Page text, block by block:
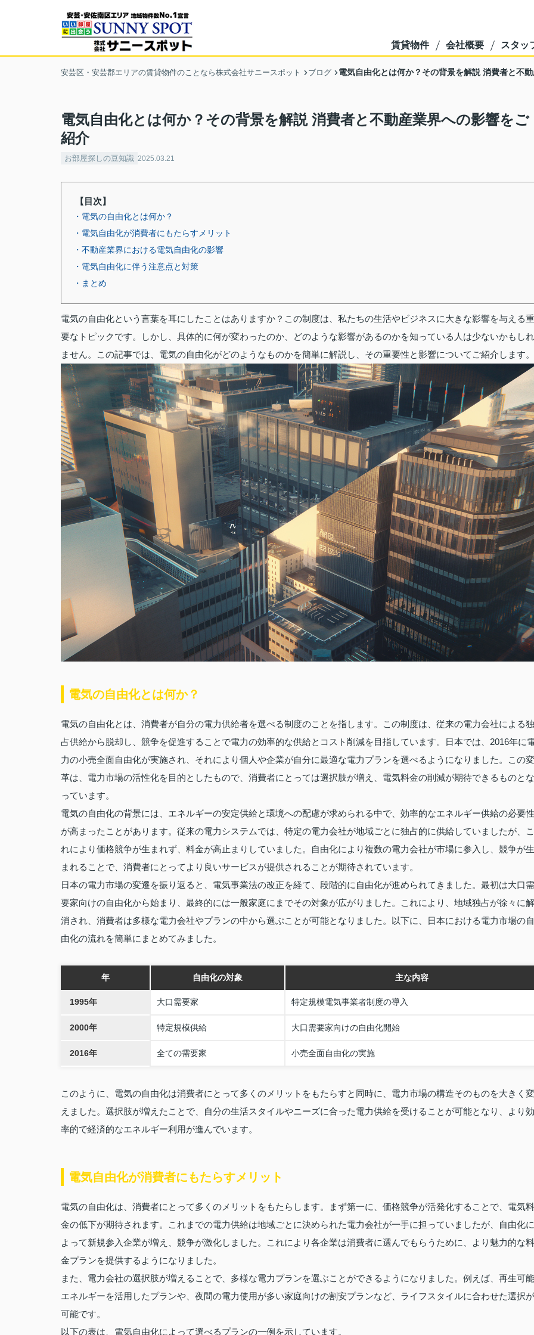
賃貸物件 会社概要 スタッ
安芸区・安芸郡エリアの賃貸物件のことなら株式会社サニースポット ブログ 電気自由化とは何か？その背景を解説 消費者と不
電気自由化とは何か？その背景を解説 消費者と不動産業界への影響をご
紹介
お部屋探しの豆知識 2025.03.21
【目次】
・電気の自由化とは何か？
・電気自由化が消費者にもたらすメリット
・不動産業界における電気自由化の影響
・電気自由化に伴う注意点と対策
・まとめ
電気の自由化という言葉を耳にしたことはありますか？この制度は、私たちの生活やビジネスに大きな影響を与える重
要なトピックです。しかし、具体的に何が変わったのか、どのような影響があるのかを知っている人は少ないかもしれ
ません。この記事では、電気の自由化がどのようなものかを簡単に解説し、その重要性と影響についてご紹介します。
電気の自由化とは何か？
電気の自由化とは、消費者が自分の電力供給者を選べる制度のことを指します。この制度は、従来の電力会社による独
占供給から脱却し、競争を促進することで電力の効率的な供給とコスト削減を目指しています。日本では、2016年に
力の小売全面自由化が実施され、それにより個人や企業が自分に最適な電力プランを選べるようになりました。この変
革は、電力市場の活性化を目的としたもので、消費者にとっては選択肢が増え、電気料金の削減が期待できるものとな
っています。
電気の自由化の背景には、エネルギーの安定供給と環境への配慮が求められる中で、効率的なエネルギー供給の必要性
が高まったことがあります。従来の電力システムでは、特定の電力会社が地域ごとに独占的に供給していましたが、こ
れにより価格競争が生まれず、料金が高止まりしていました。自由化により複数の電力会社が市場に参入し、競争が生
まれることで、消費者にとってより良いサービスが提供されることが期待されています。
日本の電力市場の変遷を振り返ると、電気事業法の改正を経て、段階的に自由化が進められてきました。最初は大口需
要家向けの自由化から始まり、最終的には一般家庭にまでその対象が広がりました。これにより、地域独占が徐々に解
消され、消費者は多様な電力会社やプランの中から選ぶことが可能となりました。以下に、日本における電力市場の自
由化の流れを簡単にまとめてみました。
年 自由化の対象 主な内容
1995年 大口需要家 特定規模電気事業者制度の導入
2000年 特定規模供給 大口需要家向けの自由化開始
2016年 全ての需要家 小売全面自由化の実施
このように、電気の自由化は消費者にとって多くのメリットをもたらすと同時に、電力市場の構造そのものを大きく変
えました。選択肢が増えたことで、自分の生活スタイルやニーズに合った電力供給を受けることが可能となり、より効
率的で経済的なエネルギー利用が進んでいます。
電気自由化が消費者にもたらすメリット
電気の自由化は、消費者にとって多くのメリットをもたらします。まず第一に、価格競争が活発化することで、電気料
金の低下が期待されます。これまでの電力供給は地域ごとに決められた電力会社が一手に担っていましたが、自由化に
よって新規参入企業が増え、競争が激化しました。これにより各企業は消費者に選んでもらうために、より魅力的な料
金プランを提供するようになりました。
また、電力会社の選択肢が増えることで、多様な電力プランを選ぶことができるようになりました。例えば、再生可能
エネルギーを活用したプランや、夜間の電力使用が多い家庭向けの割安プランなど、ライフスタイルに合わせた選択が
可能です。
以下の表は、電気自由化によって選べるプランの一例を示しています。